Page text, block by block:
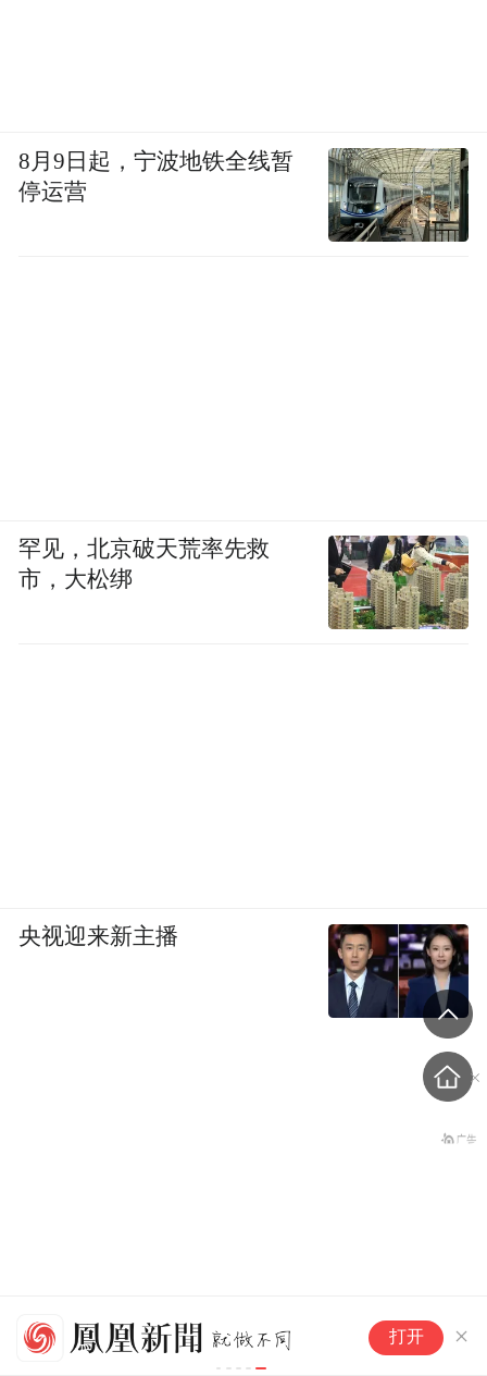
打开
8月9日起，宁波地铁全线暂
停运营
罕见，北京破天荒率先救
市，大松绑
央视迎来新主播
张志军谈两岸民间交流，提
出3点希望